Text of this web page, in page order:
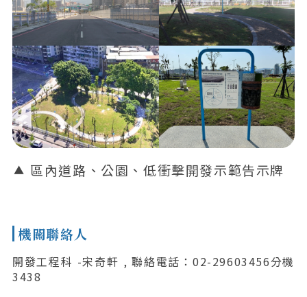
區內道路、公園、低衝擊開發示範告示牌
機關聯絡人
開發工程科 -宋奇軒 , 聯絡電話：02-29603456分機
3438